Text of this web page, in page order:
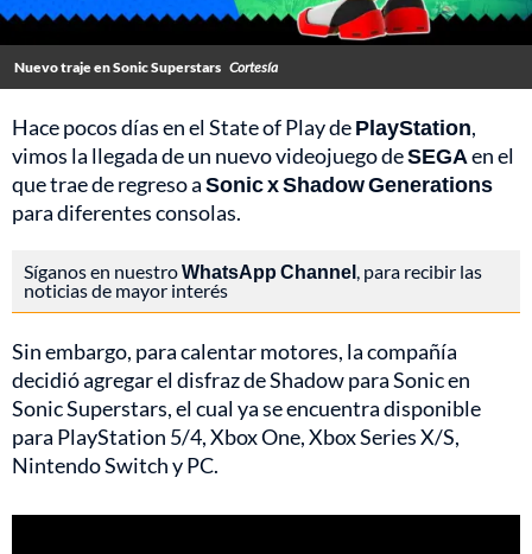
Nuevo traje en Sonic Superstars Cortesía
Hace pocos días en el State of Play dePlayStation,
vimos la llegada de un nuevo videojuego deSEGAen el
que trae de regreso aSonic x Shadow Generations
para diferentes consolas.
Síganos en nuestroWhatsApp Channel, para recibir las
noticias de mayor interés
Sin embargo, para calentar motores, la compañía
decidió agregar el disfraz de Shadow para Sonic en
Sonic Superstars, el cual ya se encuentra disponible
para PlayStation 5/4, Xbox One, Xbox Series X/S,
Nintendo Switch y PC.